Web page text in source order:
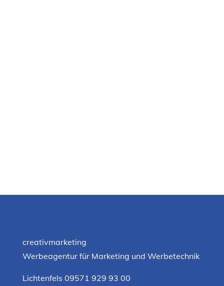
creativmarketing
Werbeagentur für Marketing und Werbetechnik
Lichtenfels 09571 929 93 00